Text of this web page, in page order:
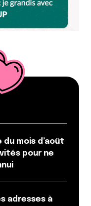
du mois d’août
pour ne
adresses à